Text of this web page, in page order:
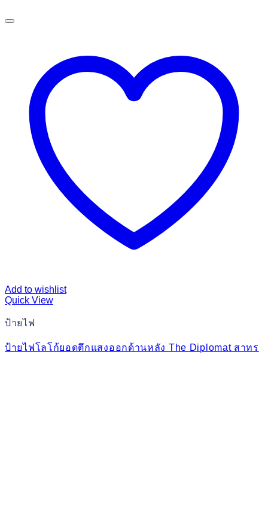
Add to wishlist
Quick View
ป้ายไฟ
ป้ายไฟโลโก้ยอดตึกแสงออกด้านหลัง The Diplomat สาทร